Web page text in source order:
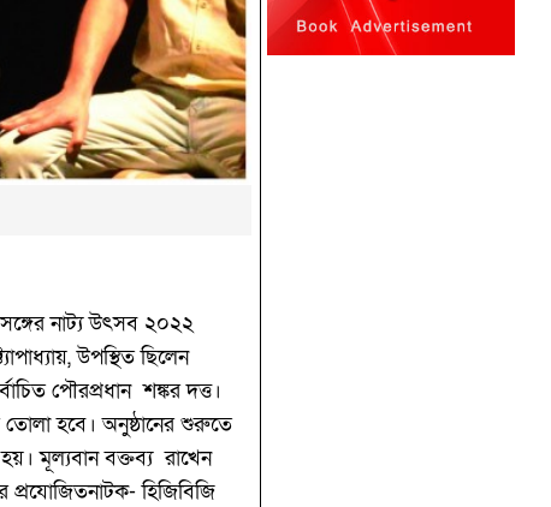
নাট‍্য উৎসব ২০২২
উপস্থিত ছিলেন
পৌরপ্রধান শঙ্কর দত্ত।
হবে। অনুষ্ঠানের শুরুতে
হয়। মূল‍্যবান বক্তব‍্য রাখেন
প্রযোজিতনাটক- হিজিবিজি